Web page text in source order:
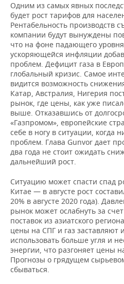
Одним из самых явных
будет рост тарифов для
Рентабельность производств
компании будут вынуждены
что на фоне падающего
ускоряющейся инфляции
проблем. Дефицит газа в
глобальный кризис. Самое
видится возможность
Катар, Австралия, Нигерия
рынок, где цены, как уже
выше. Отказавшись от
«Газпромом», европейские
себе в ногу в ситуации, когда
проблем. Глава Gunvor дает
два года не стоит ожидать
дальнейший рост.
Ситуацию может спасти спад
Китае — в августе рост
20% в августе 2020 года).
рынок может ослабнуть за
поставок из азиатского
цены на СПГ и газ заставляют
использовать больше угля и
энергии, что разгоняет цены
Прогнозы о грядущем
сбываться.